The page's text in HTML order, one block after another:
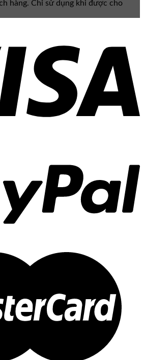
hàng. Chỉ sử dụng khi được cho